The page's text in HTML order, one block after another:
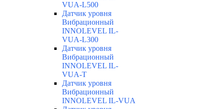
VUA-L500
Датчик уровня
Вибрационный
INNOLEVEL IL-
VUA-L300
Датчик уровня
Вибрационный
INNOLEVEL IL-
VUA-T
Датчик уровня
Вибрационный
INNOLEVEL IL-VUA